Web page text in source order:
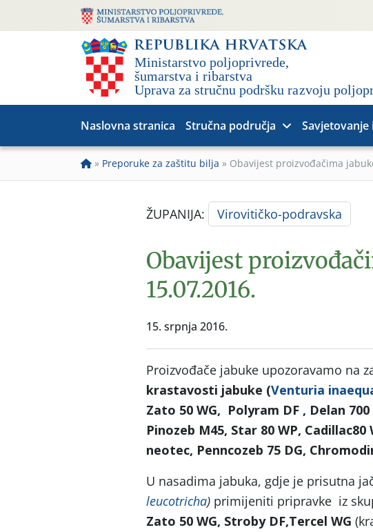
Naslovna stranica Stručna područja Savjetovanje
» Preporuke za zaštitu bilja » Obavijest proizvođačima
ŽUPANIJA: Virovitičko-podravska
Obavijest
15.07.2016.
15. srpnja 2016.
Proizvođače jabuke upozoravamo na
krastavosti jabuke (Venturia
Zato 50 WG, Polyram DF , Delan
Pinozeb M45, Star 80 WP,
neotec, Penncozeb 75 DG,
U nasadima jabuka, gdje je prisutna
leucotricha) primijeniti pripravke iz
Zato 50 WG, Stroby DF,Tercel WG